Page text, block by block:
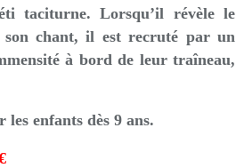
taciturne. Lorsqu’il révèle le
chant, il est recruté par un
à bord de leur traîneau,
enfants dès 9 ans.